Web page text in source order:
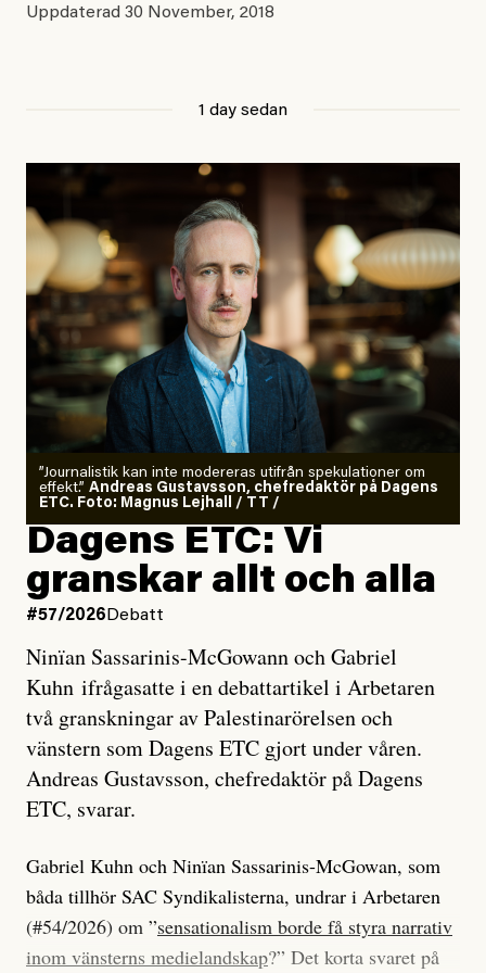
Uppdaterad 30 November, 2018
1 day sedan
”Journalistik kan inte modereras utifrån spekulationer om
effekt.” Andreas Gustavsson, chefredaktör på Dagens
ETC. Foto: Magnus Lejhall / TT /
Dagens ETC: Vi
granskar allt och alla
#57/2026 Debatt
Ninïan Sassarinis-McGowann och Gabriel
Kuhn ifrågasatte i en debattartikel i Arbetaren
två granskningar av Palestinarörelsen och
vänstern som Dagens ETC gjort under våren.
Andreas Gustavsson, chefredaktör på Dagens
ETC, svarar.
Gabriel Kuhn och Ninïan Sassarinis-McGowan, som
båda tillhör SAC Syndikalisterna, undrar i Arbetaren
(#54/2026) om ”sensationalism borde få styra narrativ
inom vänsterns medielandskap?” Det korta svaret på